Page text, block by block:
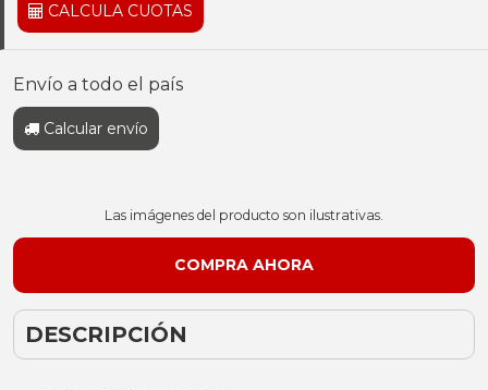
CALCULA CUOTAS
Envío a todo el país
Calcular envío
Las imágenes del producto son ilustrativas.
DESCRIPCIÓN